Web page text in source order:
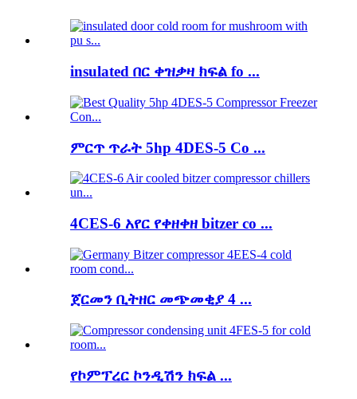
insulated በር ቀዝቃዛ ክፍል fo ...
ምርጥ ጥራት 5hp 4DES-5 Co ...
4CES-6 አየር የቀዘቀዘ bitzer co ...
ጀርመን ቢትዘር መጭመቂያ 4 ...
የኮምፕረር ኮንዲሽን ክፍል ...